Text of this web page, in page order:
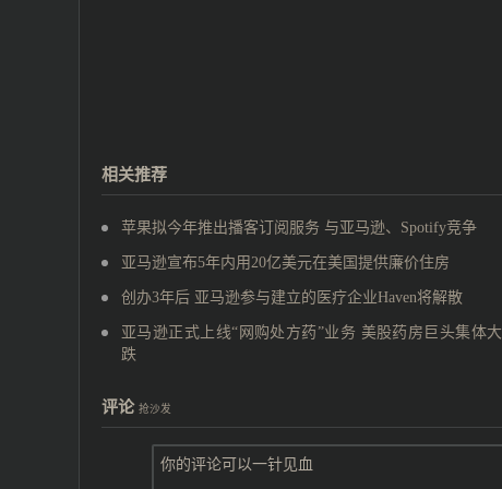
相关推荐
苹果拟今年推出播客订阅服务 与亚马逊、Spotify竞争
亚马逊宣布5年内用20亿美元在美国提供廉价住房
创办3年后 亚马逊参与建立的医疗企业Haven将解散
亚马逊正式上线“网购处方药”业务 美股药房巨头集体大
跌
评论 抢沙发